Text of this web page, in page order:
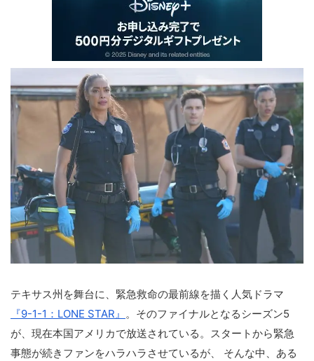
テキサス州を舞台に、緊急救命の最前線を描く人気ドラマ
『9-1-1：LONE STAR』 。そのファイナルとなるシーズン5
が、現在本国アメリカで放送されている。スタートから緊急
事態が続きファンをハラハラさせているが、 そんな中、ある